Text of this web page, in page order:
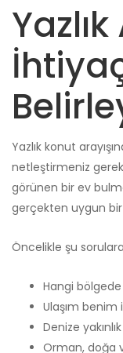
Yazlık konut
netleştirmeniz
görünen bir ev
gerçekten uygun
Öncelikle şu
Hangi
Ulaşım
Denize
Orman, doğa